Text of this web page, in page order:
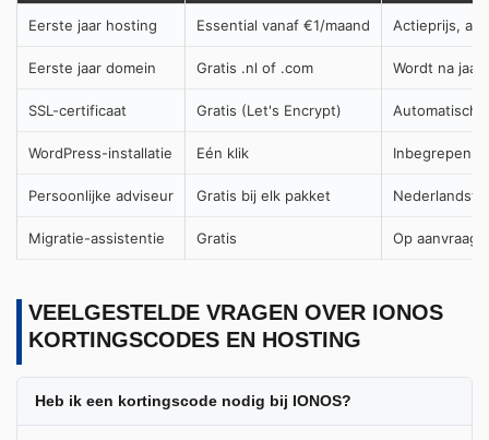
Eerste jaar hosting Essential vanaf €1/maand Actieprijs,
Eerste jaar domein Gratis .nl of .com Wordt na
SSL-certificaat Gratis (Let's Encrypt) Automatisch
WordPress-installatie Eén klik Inbegrepen
Persoonlijke adviseur Gratis bij elk pakket
Migratie-assistentie Gratis Op aanvraag
VEELGESTELDE VRAGEN OVER IONOS
KORTINGSCODES EN HOSTING
Heb ik een kortingscode nodig bij IONOS?